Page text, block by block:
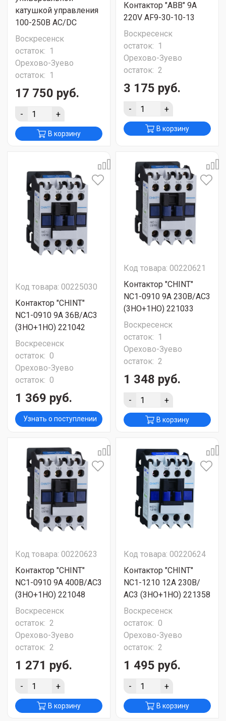
катушкой управления
100-250В AC/DC
Воскресенск
остаток: 1
Орехово-Зуево
остаток: 1
17 750 руб.
- +
В корзину
Контактор "ABB" 9A
220V AF9-30-10-13
Воскресенск
остаток: 1
Орехово-Зуево
остаток: 2
3 175 руб.
- +
В корзину
Код товара: 00225030
Контактор "CHINT"
NC1-0910 9А 36В/АС3
(3НО+1НО) 221042
Воскресенск
остаток: 0
Орехово-Зуево
остаток: 0
1 369 руб.
Узнать о поступлении
Код товара: 00220621
Контактор "CHINT"
NC1-0910 9А 230В/АС3
(3НО+1НО) 221033
Воскресенск
остаток: 1
Орехово-Зуево
остаток: 2
1 348 руб.
- +
В корзину
Код товара: 00220623
Контактор "CHINT"
NC1-0910 9А 400В/АС3
(3НО+1НО) 221048
Воскресенск
остаток: 2
Орехово-Зуево
остаток: 2
1 271 руб.
- +
В корзину
Код товара: 00220624
Контактор "CHINT"
NC1-1210 12А 230В/
АС3 (3НО+1НО) 221358
Воскресенск
остаток: 0
Орехово-Зуево
остаток: 2
1 495 руб.
- +
В корзину